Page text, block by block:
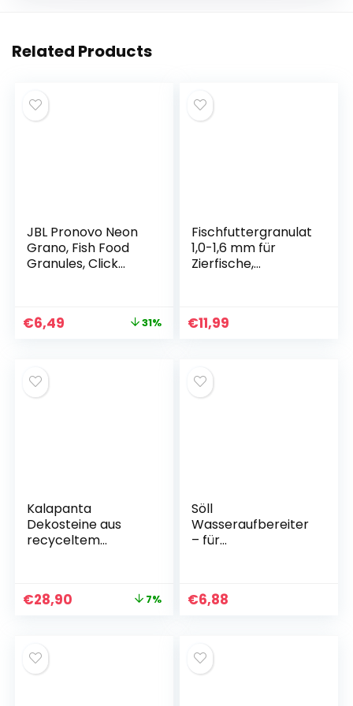
Related Products
JBL Pronovo Neon
Grano, Fish Food
Granules, Click
€6,49 31%
Fischfuttergranulat
1,0-1,6 mm für
Zierfische,
1000 g)
€11,99
Kalapanta
Dekosteine ​​aus
recyceltem
Garten (Größe L,
weiß), hergestellt
in Italien
€28,90 7%
Söll
Wasseraufbereiter
– für
€6,88